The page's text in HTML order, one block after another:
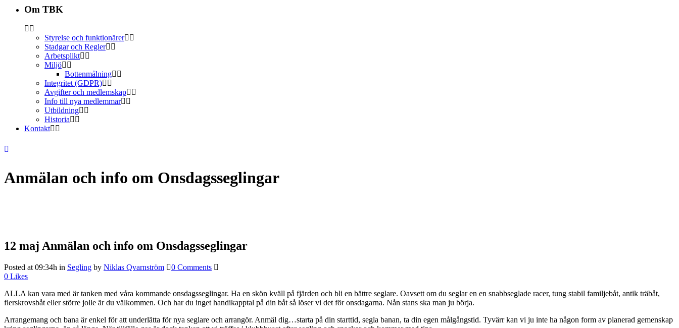
Om TBK
Styrelse och funktionärer
Stadgar och Regler
Arbetsplikt
Miljö
Bottenmålning
Integritet (GDPR)
Avgifter och medlemskap
Info till nya medlemmar
Utbildning
Historia
Kontakt
Anmälan och info om Onsdagsseglingar
12 maj Anmälan och info om Onsdagsseglingar
Posted at 09:34h in Segling by Niklas Qvarnström
0 Comments
0 Likes
ALLA kan vara med är tanken med våra kommande onsdagsseglingar. Ha en skön kväll på fjärden och bli en bättre seglare. Oavsett om du seglar en en snabbseglade racer, tung stabil familjebåt, antik träbåt,
flerskrovsbåt eller större jolle är du välkommen. Och har du inget handikapptal på din båt så löser vi det för onsdagarna. Nån stans ska man ju börja.
Arrangemang och bana är enkel för att underlätta för nya seglare och arrangör. Anmäl dig…starta på din starttid, segla banan, ta din egen målgångstid. Tyvärr kan vi ju inte ha någon form av planerad gemenskap